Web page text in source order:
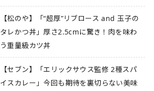
【松のや】「“超厚”リブロース and 玉子の
タレかつ丼」厚さ2.5cmに驚き！肉を味わ
う重量級カツ丼
【セブン】「エリックサウス監修 2種スパ
イスカレー」今回も期待を裏切らない美味